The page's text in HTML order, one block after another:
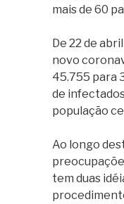
mais de 60
De 22 de
novo
45.755 para
de
população
Ao longo
tem duas